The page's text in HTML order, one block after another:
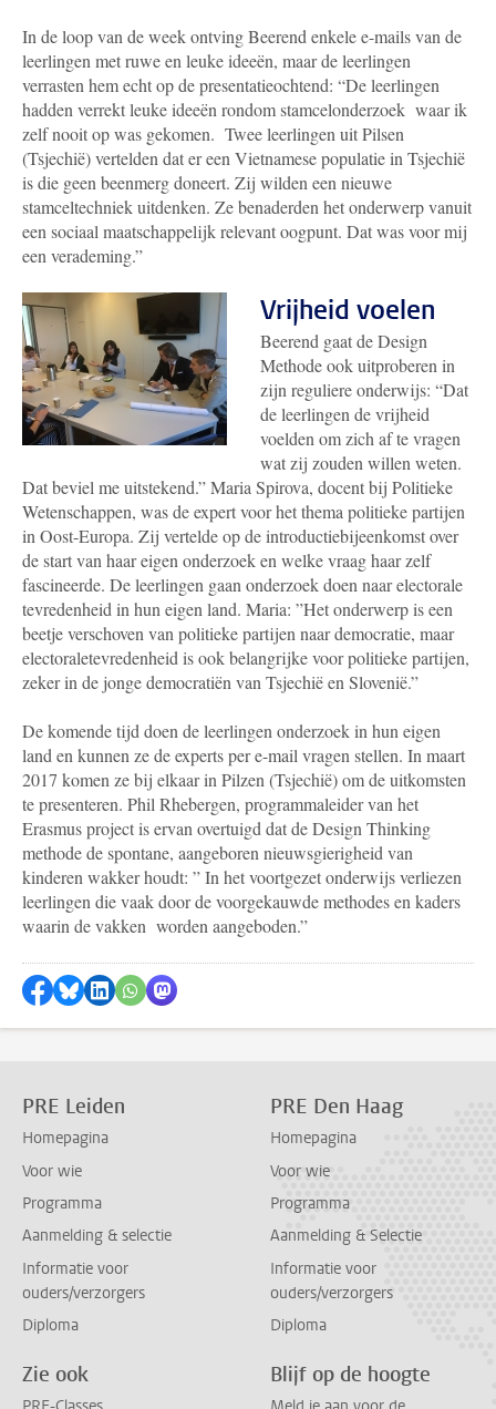
In de loop van de week ontving Beerend enkele e-mails van de
leerlingen met ruwe en leuke ideeën, maar de leerlingen
verrasten hem echt op de presentatieochtend: “De leerlingen
hadden verrekt leuke ideeën rondom stamcelonderzoek waar ik
zelf nooit op was gekomen. Twee leerlingen uit Pilsen
(Tsjechië) vertelden dat er een Vietnamese populatie in Tsjechië
is die geen beenmerg doneert. Zij wilden een nieuwe
stamceltechniek uitdenken. Ze benaderden het onderwerp vanuit
een sociaal maatschappelijk relevant oogpunt. Dat was voor mij
een verademing.”
Vrijheid voelen
Beerend gaat de Design
Methode ook uitproberen in
zijn reguliere onderwijs: “Dat
de leerlingen de vrijheid
voelden om zich af te vragen
wat zij zouden willen weten.
Dat beviel me uitstekend.” Maria Spirova, docent bij Politieke
Wetenschappen, was de expert voor het thema politieke partijen
in Oost-Europa. Zij vertelde op de introductiebijeenkomst over
de start van haar eigen onderzoek en welke vraag haar zelf
fascineerde. De leerlingen gaan onderzoek doen naar electorale
tevredenheid in hun eigen land. Maria: ”Het onderwerp is een
beetje verschoven van politieke partijen naar democratie, maar
electoraletevredenheid is ook belangrijke voor politieke partijen,
zeker in de jonge democratiën van Tsjechië en Slovenië.”
De komende tijd doen de leerlingen onderzoek in hun eigen
land en kunnen ze de experts per e-mail vragen stellen. In maart
2017 komen ze bij elkaar in Pilzen (Tsjechië) om de uitkomsten
te presenteren. Phil Rhebergen, programmaleider van het
Erasmus project is ervan overtuigd dat de Design Thinking
methode de spontane, aangeboren nieuwsgierigheid van
kinderen wakker houdt: ” In het voortgezet onderwijs verliezen
leerlingen die vaak door de voorgekauwde methodes en kaders
waarin de vakken worden aangeboden.”
Delen op Facebook
Delen via Bluesky
Delen op LinkedIn
Delen via WhatsApp
Delen via Mastodon
PRE Leiden
Homepagina
Voor wie
Programma
Aanmelding & selectie
Informatie voor
ouders/verzorgers
Diploma
PRE Den Haag
Homepagina
Voor wie
Programma
Aanmelding & Selectie
Informatie voor
ouders/verzorgers
Diploma
Zie ook Blijf op de hoogte